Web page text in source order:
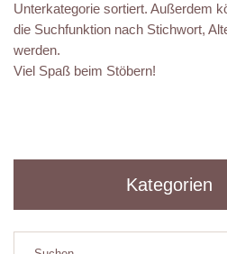
Unterkategorie sortiert. Außerdem
die Suchfunktion nach Stichwort,
werden.
Viel Spaß beim Stöbern!
Kategorien